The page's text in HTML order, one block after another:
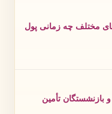
مختلف چه زمانی پول
بازنشستگان تأمین